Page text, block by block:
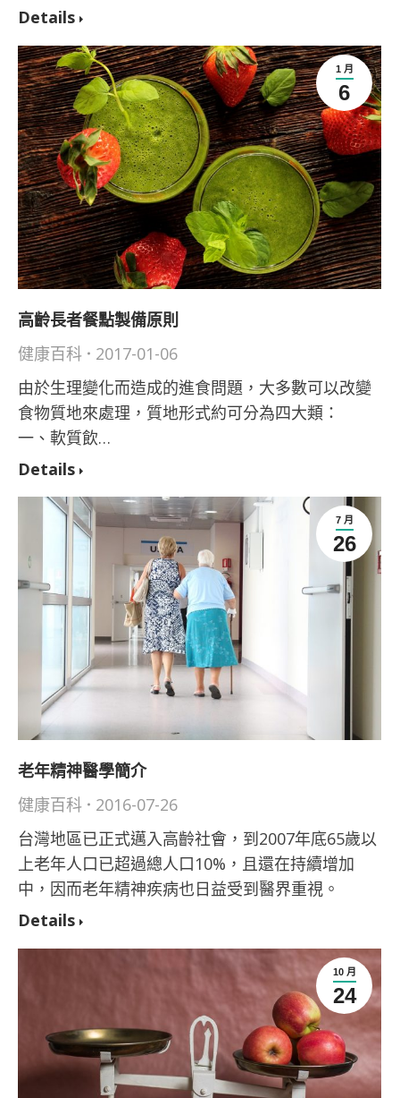
Details
1 月
6
高齡長者餐點製備原則
健康百科
2017-01-06
由於生理變化而造成的進食問題，大多數可以改變
食物質地來處理，質地形式約可分為四大類：
一、軟質飲…
Details
7 月
26
老年精神醫學簡介
健康百科
2016-07-26
台灣地區已正式邁入高齡社會，到2007年底65歲以
上老年人口已超過總人口10%，且還在持續增加
中，因而老年精神疾病也日益受到醫界重視。
Details
10 月
24